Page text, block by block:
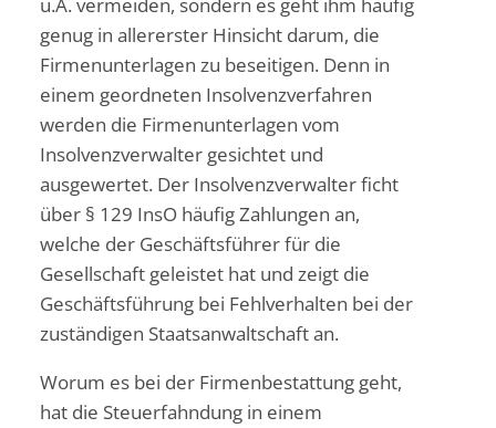
genug in allererster Hinsicht darum, die
Firmenunterlagen zu beseitigen. Denn in
einem geordneten Insolvenzverfahren
werden die Firmenunterlagen vom
Insolvenzverwalter gesichtet und
ausgewertet. Der Insolvenzverwalter ficht
über § 129 InsO häufig Zahlungen an,
welche der Geschäftsführer für die
Gesellschaft geleistet hat und zeigt die
Geschäftsführung bei Fehlverhalten bei der
zuständigen Staatsanwaltschaft an.
Worum es bei der Firmenbestattung geht,
hat die Steuerfahndung in einem